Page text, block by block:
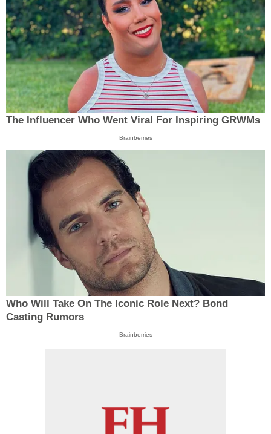
The Influencer Who Went Viral For Inspiring GRWMs
Brainberries
Who Will Take On The Iconic Role Next? Bond
Casting Rumors
Brainberries